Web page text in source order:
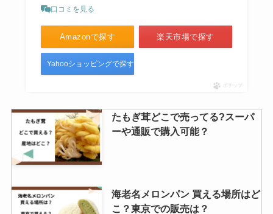
口コミを見る
Amazonで探す 楽天市場で探す
Yahooショッピングで探す
ポチップ
たもぎ茸どこで売ってる?スーパ
ーや通販で購入可能？
海老名メロンパン 買える場所はど
こ？東京での販売は？